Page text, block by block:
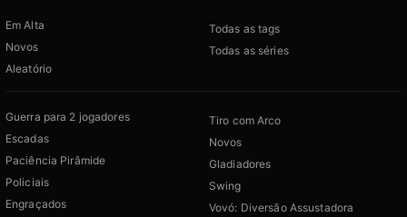
Em Alta
Novos
Aleatório
Todas as tags
Todas as séries
Guerra para 2 jogadores
Escadas
Paciência Pirâmide
Policiais
Engraçados
Tiro com Arco
Novos
Gladiadores
Swing
Vovó: Diversão Assustadora